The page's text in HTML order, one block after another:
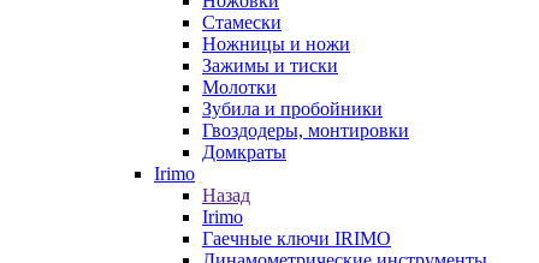
Стамески
Ножницы и ножи
Зажимы и тиски
Молотки
Зубила и пробойники
Гвоздодеры, монтировки
Домкраты
Irimo
Назад
Irimo
Гаечные ключи IRIMO